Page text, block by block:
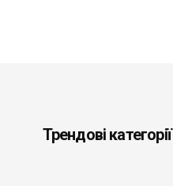
Трендові категорії